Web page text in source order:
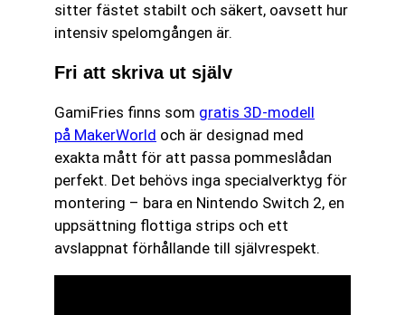
sitter fästet stabilt och säkert, oavsett hur
intensiv spelomgången är.
Fri att skriva ut själv
GamiFries finns som gratis 3D-modell
på MakerWorld och är designad med
exakta mått för att passa pommeslådan
perfekt. Det behövs inga specialverktyg för
montering – bara en Nintendo Switch 2, en
uppsättning flottiga strips och ett
avslappnat förhållande till självrespekt.